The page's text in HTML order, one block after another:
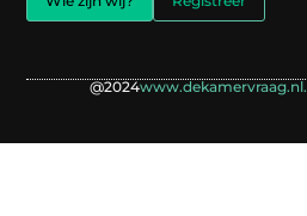
@2024www.dekamervraag.nl.